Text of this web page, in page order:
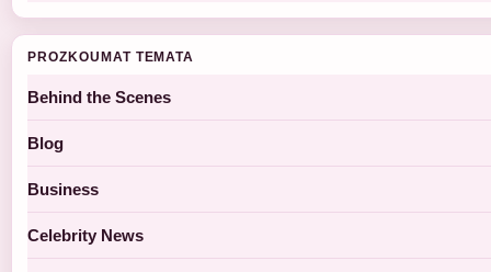
PROZKOUMAT TEMATA
Behind the Scenes
Blog
Business
Celebrity News